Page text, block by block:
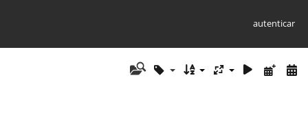
autenticar